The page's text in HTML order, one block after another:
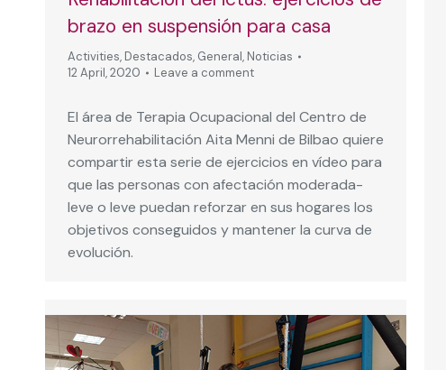
brazo en suspensión para casa
Activities, Destacados, General, Noticias
12 April, 2020
Leave a comment
El área de Terapia Ocupacional del Centro de
Neurorrehabilitación Aita Menni de Bilbao quiere
compartir esta serie de ejercicios en vídeo para
que las personas con afectación moderada-
leve o leve puedan reforzar en sus hogares los
objetivos conseguidos y mantener la curva de
evolución.